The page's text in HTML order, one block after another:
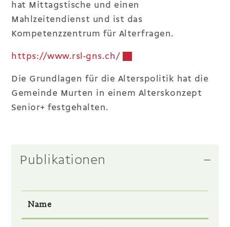
hat Mittagstische und einen
Mahlzeitendienst und ist das
Kompetenzzentrum für Alterfragen.
https://www.rsl-gns.ch/
Die Grundlagen für die Alterspolitik hat die
Gemeinde Murten in einem Alterskonzept
Senior+ festgehalten.
Publikationen
Name